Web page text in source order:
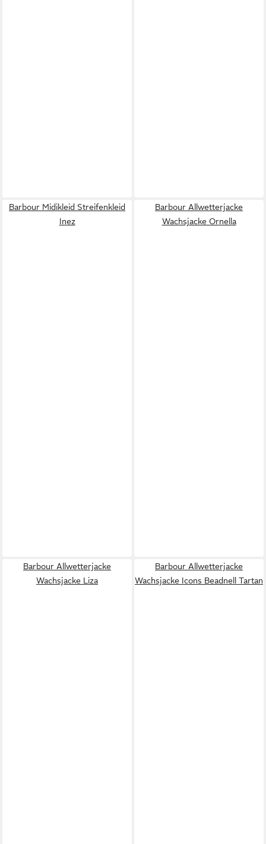
Barbour Midikleid Streifenkleid
Inez
Barbour Allwetterjacke
Wachsjacke Ornella
Barbour Allwetterjacke
Wachsjacke Liza
Barbour Allwetterjacke
Wachsjacke Icons Beadnell Tartan